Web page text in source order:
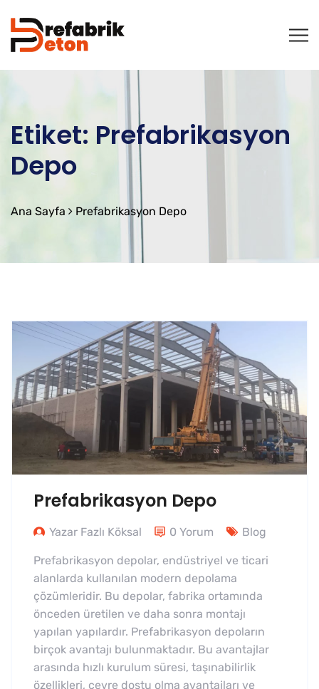
Etiket: Prefabrikasyon
Depo
Ana Sayfa Prefabrikasyon Depo
Prefabrikasyon Depo
Yazar Fazlı Köksal 0 Yorum Blog
Prefabrikasyon depolar, endüstriyel ve ticari
alanlarda kullanılan modern depolama
çözümleridir. Bu depolar, fabrika ortamında
önceden üretilen ve daha sonra montajı
yapılan yapılardır. Prefabrikasyon depoların
birçok avantajı bulunmaktadır. Bu avantajlar
arasında hızlı kurulum süresi, taşınabilirlik
özellikleri, çevre dostu olma avantajları ve